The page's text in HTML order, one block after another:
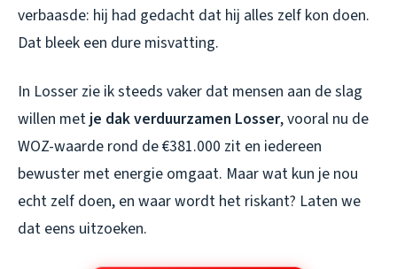
verbaasde: hij had gedacht dat hij alles zelf kon doen.
Dat bleek een dure misvatting.
In Losser zie ik steeds vaker dat mensen aan de slag
willen met je dak verduurzamen Losser, vooral nu de
WOZ-waarde rond de €381.000 zit en iedereen
bewuster met energie omgaat. Maar wat kun je nou
echt zelf doen, en waar wordt het riskant? Laten we
dat eens uitzoeken.